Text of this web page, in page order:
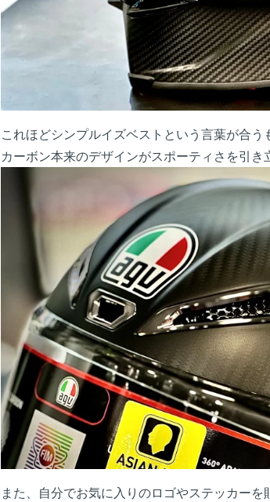
これほどシンプルイズベストという言葉が合う
カーボン本来のデザインがスポーティさを引き
また、自分でお気に入りのロゴやステッカー